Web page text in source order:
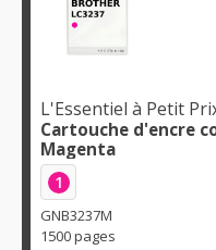
L'Essentiel à Petit
Cartouche d'encre
Magenta
1
GNB3237M
1500 pages